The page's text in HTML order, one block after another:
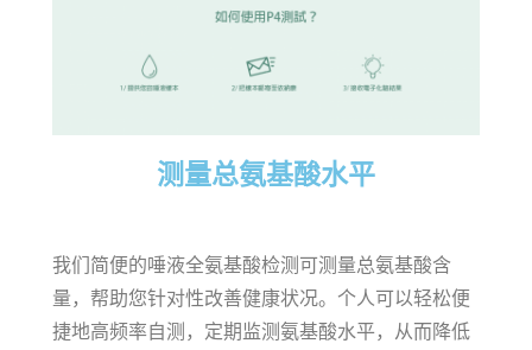
测量总氨基酸水平
我们简便的唾液全氨基酸检测可测量总氨基酸含
量，帮助您针对性改善健康状况。个人可以轻松便
捷地高频率自测，定期监测氨基酸水平，从而降低